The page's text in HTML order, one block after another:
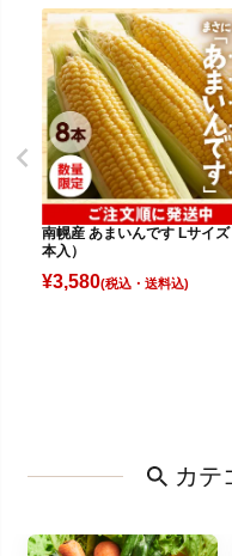
南幌産 あまいんです Lサイズ（8
本入）
¥3,580(税込)
カテ